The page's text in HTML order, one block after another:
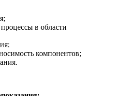
в области
компонентов;